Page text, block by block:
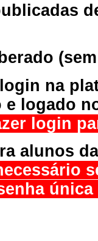
na
logado
login
alunos